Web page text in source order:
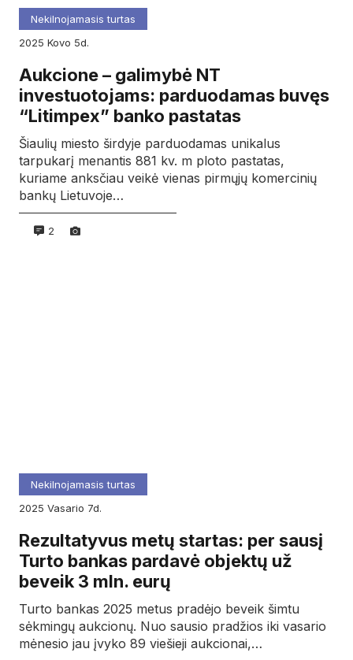
Nekilnojamasis turtas
2025
kovo 5d.
Aukcione – galimybė NT
investuotojams: parduodamas buvęs
“Litimpex” banko pastatas
Šiaulių miesto širdyje parduodamas unikalus
tarpukarį menantis 881 kv. m ploto pastatas,
kuriame anksčiau veikė vienas pirmųjų komercinių
bankų Lietuvoje…
2
Nekilnojamasis turtas
2025
vasario 7d.
Rezultatyvus metų startas: per sausį
Turto bankas pardavė objektų už
beveik 3 mln. eurų
Turto bankas 2025 metus pradėjo beveik šimtu
sėkmingų aukcionų. Nuo sausio pradžios iki vasario
mėnesio jau įvyko 89 viešieji aukcionai,…